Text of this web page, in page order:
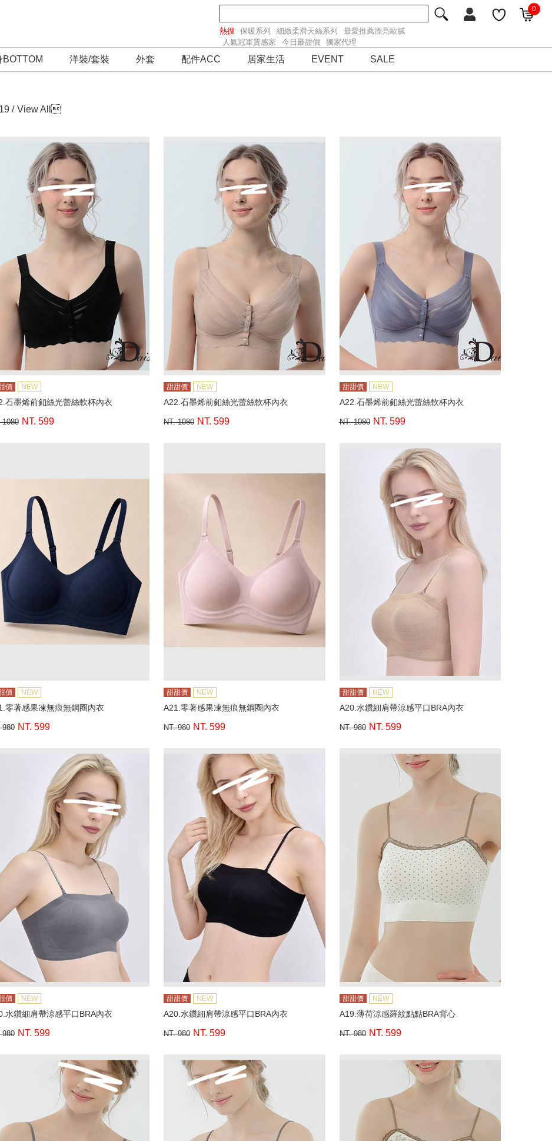
0
BOTTOM 洋裝/套裝 外套 配件ACC 居家生活 EVENT SALE
熱搜 保暖系列 細緻柔滑天絲系列
最愛推薦漂亮歐膩
人氣冠軍質感家
今日最甜價 獨家代理
/ View All 
價 NEW
石墨烯前釦絲光蕾絲軟杯內衣
1080 NT. 599
甜甜價 NEW
A22.石墨烯前釦絲光蕾絲軟杯內衣
NT. 1080 NT. 599
甜甜價 NEW
A22.石墨烯前釦絲光蕾絲軟杯內衣
NT. 1080 NT. 599
價 NEW
零著感果凍無痕無鋼圈內衣
980 NT. 599
甜甜價 NEW
A21.零著感果凍無痕無鋼圈內衣
NT. 980 NT. 599
甜甜價 NEW
A20.水鑽細肩帶涼感平口BRA內衣
NT. 980 NT. 599
價 NEW
水鑽細肩帶涼感平口BRA內衣
980 NT. 599
甜甜價 NEW
A20.水鑽細肩帶涼感平口BRA內衣
NT. 980 NT. 599
甜甜價 NEW
A19.薄荷涼感羅紋點點BRA背心
NT. 980 NT. 599